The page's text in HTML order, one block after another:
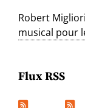
Robert
musical pour
Flux RSS